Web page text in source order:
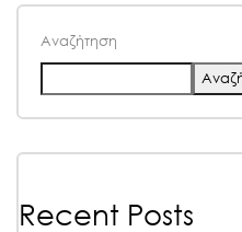
Αναζήτηση
Recent Posts